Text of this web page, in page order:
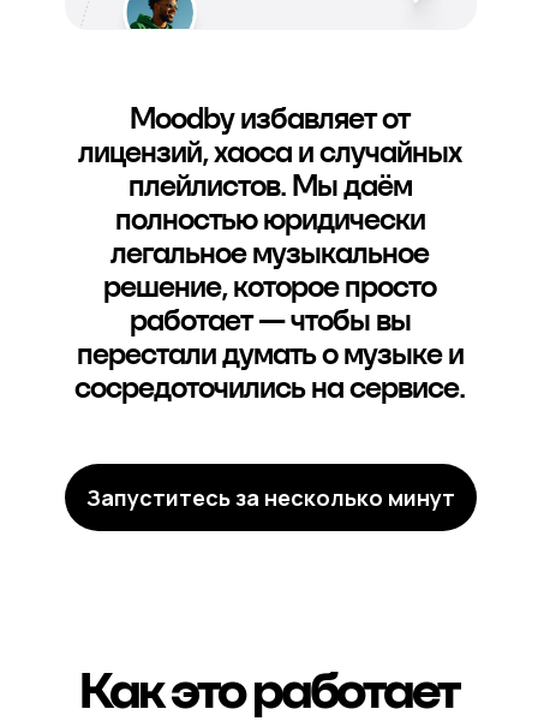
Moodby избавляет от
лицензий, хаоса и случайных
плейлистов. Мы даём
полностью юридически
легальное музыкальное
решение, которое просто
работает — чтобы вы
перестали думать о музыке и
сосредоточились на сервисе.
Запуститесь за несколько минут
Как это работает